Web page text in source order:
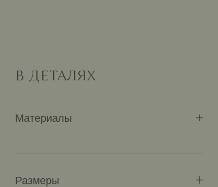
В ДЕТАЛЯХ
Материалы
Размеры